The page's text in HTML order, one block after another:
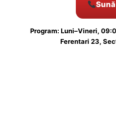
Program: Luni–Vineri,
Ferentari 23,